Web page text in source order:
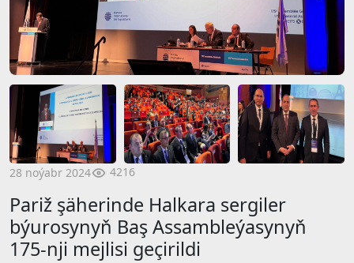
28 noýabr 2024 4216
Pariž şäherinde Halkara sergiler
býurosynyň Baş Assambleýasynyň
175-nji mejlisi geçirildi